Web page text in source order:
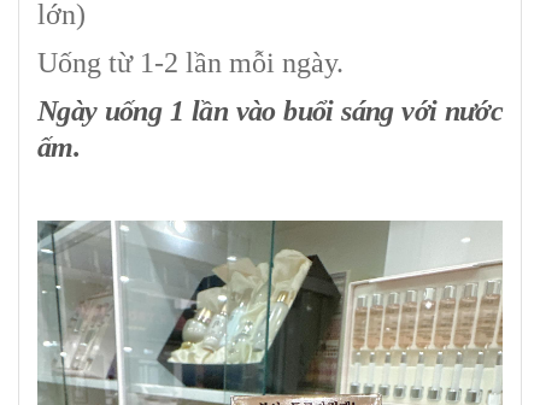
lớn)
Uống từ 1-2 lần mỗi ngày.
Ngày uống 1 lần vào buổi sáng với nước
ấm.